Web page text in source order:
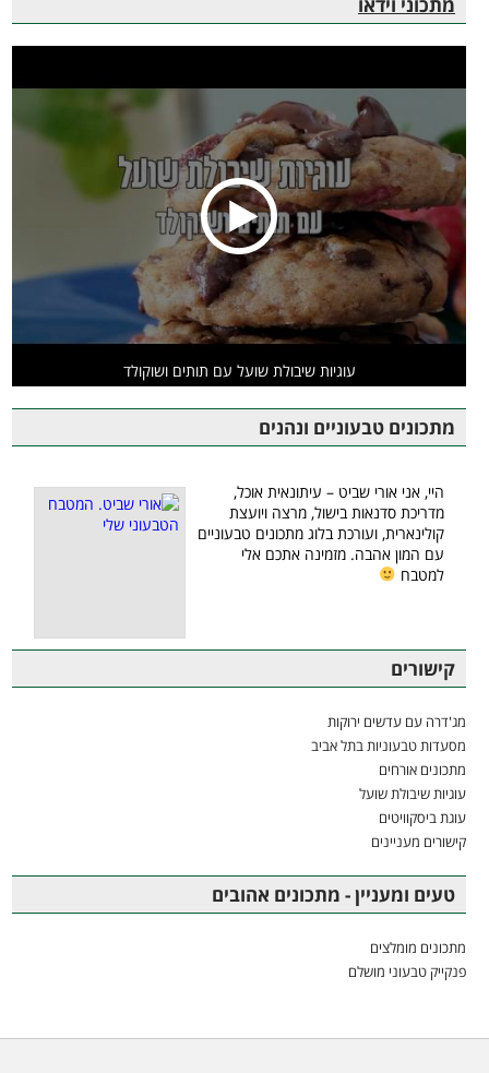
עוגיות שיבולת שועל עם תותים ושוקולד
מתכונים טבעוניים ונהנים
היי, אני אורי שביט – עיתונאית אוכל,
מדריכת סדנאות בישול, מרצה ויועצת
קולינארית, ועורכת בלוג מתכונים טבעוניים
עם המון אהבה. מזמינה אתכם אלי
למטבח
קישורים
מג'דרה עם עדשים ירוקות
מסעדות טבעוניות בתל אביב
מתכונים אורחים
עוגיות שיבולת שועל
עוגת ביסקוויטים
קישורים מעניינים
טעים ומעניין - מתכונים אהובים
מתכונים מומלצים
פנקייק טבעוני מושלם